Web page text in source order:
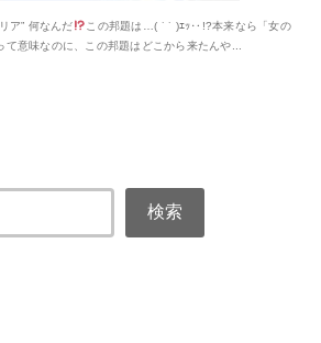
ア” 何なんだ
この邦題は…( ˙ ​˙ )ｴｯ‥!?本来なら「女の
意味なのに、この邦題はどこから来たんや...
検索